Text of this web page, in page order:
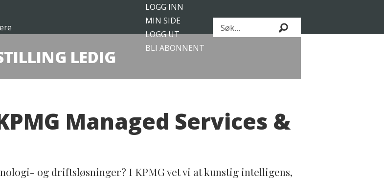
LOGG INN
MIN SIDE
LOGG UT
BLI ABONNENT
Søk
LEDIG
Managed Services &
og driftsløsninger? I KPMG vet vi at kunstig intelligens,